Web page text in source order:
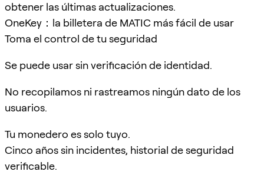
obtener las últimas actualizaciones.
OneKey：la billetera de MATIC más fácil de usar
Toma el control de tu seguridad
Se puede usar sin verificación de identidad.
No recopilamos ni rastreamos ningún dato de los
usuarios.
Tu monedero es solo tuyo.
Cinco años sin incidentes, historial de seguridad
verificable.